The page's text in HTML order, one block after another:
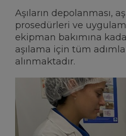
Aşıların depolanması,
prosedürleri ve
ekipman bakımına
aşılama için tüm
alınmaktadır.
AŞI
Her tür aşının uygun